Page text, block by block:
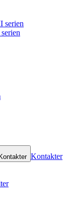
serien
Kontakter